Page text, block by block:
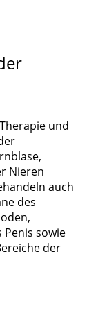
und
Nieren
auch
des
Penis sowie
der